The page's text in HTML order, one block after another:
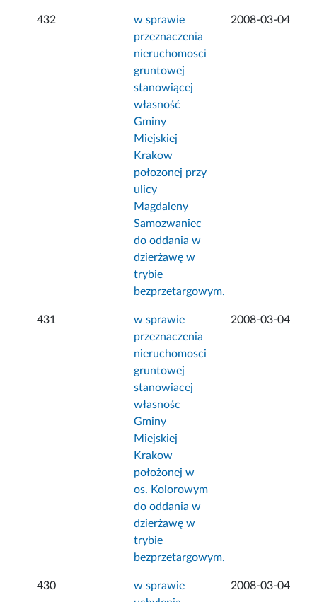
432
w sprawie
przeznaczenia
nieruchomosci
gruntowej
stanowiącej
własność
Gminy
Miejskiej
Krakow
połozonej przy
ulicy
Magdaleny
Samozwaniec
do oddania w
dzierżawę w
trybie
bezprzetargowym.
2008-03-04
431
w sprawie
przeznaczenia
nieruchomosci
gruntowej
stanowiacej
własnośc
Gminy
Miejskiej
Krakow
położonej w
os. Kolorowym
do oddania w
dzierżawę w
trybie
bezprzetargowym.
2008-03-04
430
w sprawie
2008-03-04